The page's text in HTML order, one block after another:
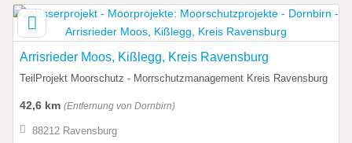
Arrisrieder Moos, Kißlegg, Kreis Ravensburg
TeilProjekt Moorschutz - Morrschutzmanagement Kreis Ravensburg
42,6 km (Entfernung von Dornbirn)
88212 Ravensburg